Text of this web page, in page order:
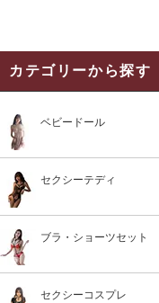
カテゴリーから探す
ベビードール
セクシーテディ
ブラ・ショーツセット
セクシーコスプレ